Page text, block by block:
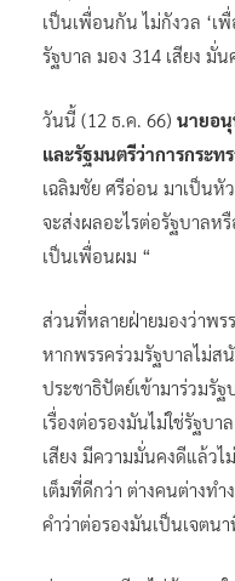
เป็นเพื่อนกัน ไม่กังวล ‘เ
รัฐบาล มอง 314 เสียง มั่
วันนี้ (12 ธ.ค. 66) นายอ
และรัฐมนตรีว่าการกระท
เฉลิมชัย ศรีอ่อน มาเป็น
จะส่งผลอะไรต่อรัฐบาลห
เป็นเพื่อนผม “
ส่วนที่หลายฝ่ายมองว่าพร
หากพรรคร่วมรัฐบาลไม่ส
ประชาธิปัตย์เข้ามาร่วมรั
เรื่องต่อรองมันไม่ใช่รัฐบ
เสียง มีความมั่นคงดีแล้วไ
เต็มที่ดีกว่า ต่างคนต่างท
คำว่าต่อรองมันเป็นเจตน